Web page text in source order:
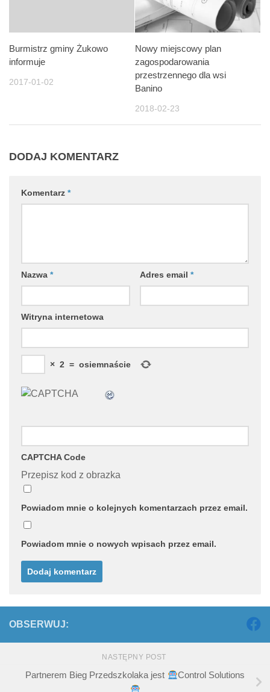
Burmistrz gminy Żukowo
informuje
2017-01-02
Nowy miejscowy plan
zagospodarowania
przestrzennego dla wsi
Banino
2018-02-23
DODAJ KOMENTARZ
Komentarz *
Nazwa * Adres email *
Witryna internetowa
× 2 = osiemnaście
CAPTCHA Code
Przepisz kod z obrazka
Powiadom mnie o kolejnych komentarzach przez email.
Powiadom mnie o nowych wpisach przez email.
OBSERWUJ:
NASTĘPNY POST
Partnerem Bieg Przedszkolaka jest Control Solutions